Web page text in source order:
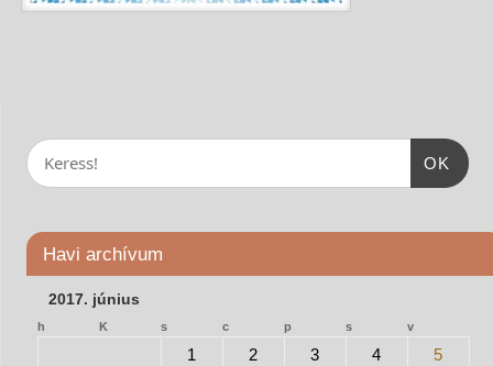
OK
Havi archívum
2017. június
h K s c p s v
1 2 3 4
5